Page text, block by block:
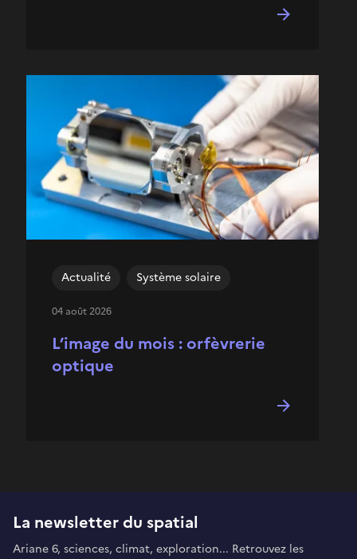
L’image du mois : orfèvrerie
optique
Actualité Système solaire
04 août 2026
La newsletter du spatial
Ariane 6, sciences, climat, exploration... Retrouvez les